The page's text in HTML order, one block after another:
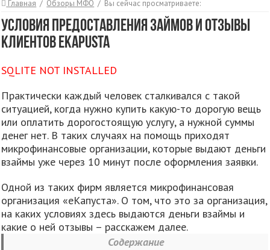
Главная / Обзоры МФО / Вы сейчас просматриваете:
Условия предоставления займов и отзывы
клиентов eKapusta
SQLITE NOT INSTALLED
Практически каждый человек сталкивался с такой
ситуацией, когда нужно купить какую-то дорогую вещь
или оплатить дорогостоящую услугу, а нужной суммы
денег нет. В таких случаях на помощь приходят
микрофинансовые организации, которые выдают деньги
взаймы уже через 10 минут после оформления заявки.
Одной из таких фирм является микрофинансовая
организация «еКапуста». О том, что это за организация,
на каких условиях здесь выдаются деньги взаймы и
какие о ней отзывы – расскажем далее.
Содержание